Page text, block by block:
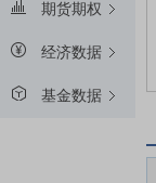
期货期权
经济数据
基金数据